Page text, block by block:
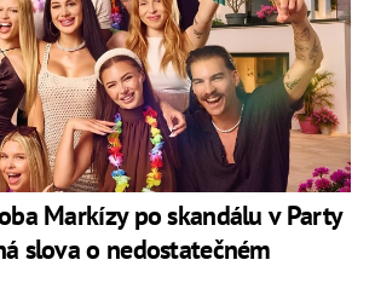
Markízy po skandálu v Party
slova o nedostatečném